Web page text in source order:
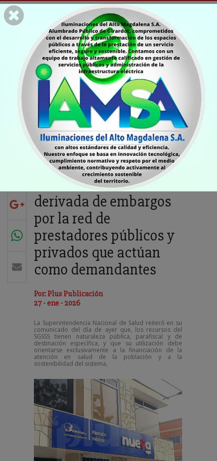
SALUD
Supersalud alertó sobre
una afectación cercana
a los $ 2.6 billones en el
Sistema de Salud,
derivada de embargos
por la red de
prestadores públicos y
privados que actúan
como demandantes
Por: Plus Publicación
27 - ene - 2026
La Superintendencia Nacional de Salud reiteró en su
comunicado del día de ayer que, los recursos del
SGSSS tienen naturaleza pública, parafiscal y de
destinación específica, y que su utilización debe
orientarse exclusivamente a la financiación de la
atención en salud de la población y a la
sostenibilidad del sistema,